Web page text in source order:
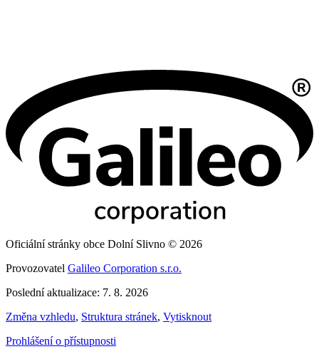
Oficiální stránky obce Dolní Slivno © 2026
Provozovatel Galileo Corporation s.r.o.
Poslední aktualizace: 7. 8. 2026
Změna vzhledu, Struktura stránek, Vytisknout
Prohlášení o přístupnosti